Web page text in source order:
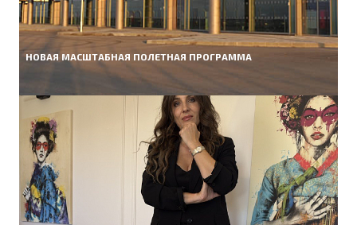
НОВАЯ МАСШТАБНАЯ ПОЛЕТНАЯ ПРОГРАММА